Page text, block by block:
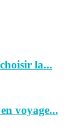
la...
voyage...